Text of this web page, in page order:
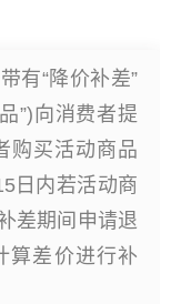
有“降价补差”
”)向消费者提
购买活动商品
日内若活动商
差期间申请退
算差价进行补